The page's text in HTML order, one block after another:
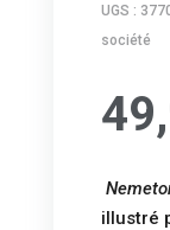
UGS :
société
illustré